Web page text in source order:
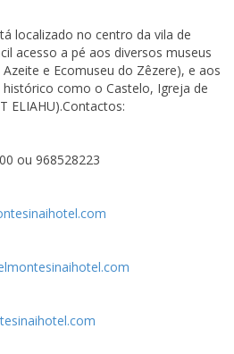
localizado no centro da vila de
acesso a pé aos diversos museus
e Ecomuseu do Zêzere), e aos
como o Castelo, Igreja de
ELIAHU).Contactos:
ou 968528223